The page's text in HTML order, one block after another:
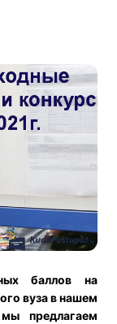
баллов на
вуза в нашем
предлагаем